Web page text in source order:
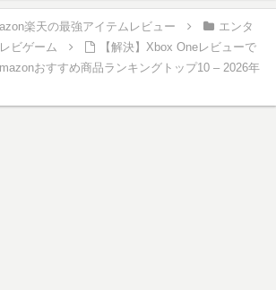
楽天の最強アイテムレビュー
エンタ
ビゲーム
【解決】Xbox Oneレビューで
おすすめ商品ランキングトップ10 – 2026年